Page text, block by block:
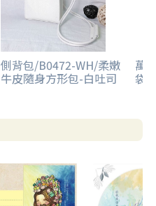
側背包/B0472-WH/柔嫩
牛皮隨身方形包-白吐司
萬
袋-